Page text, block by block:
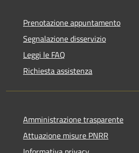
Prenotazione appuntamento
Segnalazione disservizio
Leggi le FAQ
Richiesta assistenza
Amministrazione trasparente
Attuazione misure PNRR